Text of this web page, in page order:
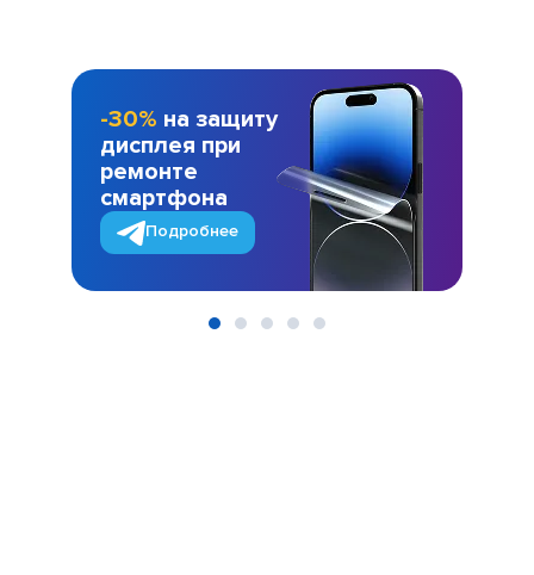
-30% на защиту
дисплея при
ремонте
смартфона
Подробнее